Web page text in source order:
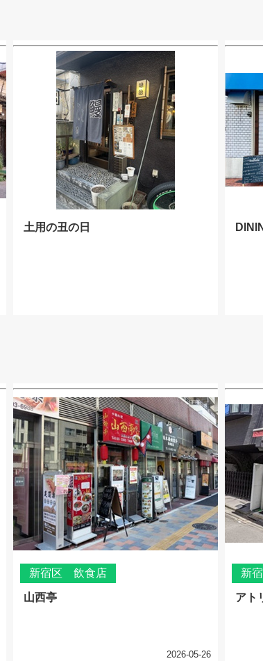
土用の丑の日
新宿区 飲食店
山西亭
2026-05-26
新
アト